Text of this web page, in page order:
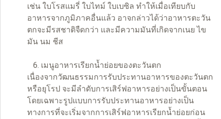
เช่น ใบโรสแมรี่ ใบไทม์ ใบเบซิล ทำให้เมื่อเทียบกับ
อาหารจากภูมิภาคอื่นแล้ว อาจกล่าวได้ว่าอาหารตะวัน
ตกจะมีรสชาติจืดกว่า และมีความมันที่เกิดจากเนย ไข
มัน นม ชีส
6. เมนูอาหารเรียกน้ำย่อยของตะวันตก
เนื่องจากวัฒนธรรมการรับประทานอาหารของตะวันตก
หรือยุโรป จะมีลำดับการเสิร์ฟอาหารอย่างเป็นขั้นตอน
โดยเฉพาะรูปแบบการรับประทานอาหารอย่างเป็น
ทางการที่จะเริ่มจากการเสิร์ฟอาหารเรียกน้ำย่อยก่อน